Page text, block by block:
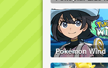
Pokémon Wind